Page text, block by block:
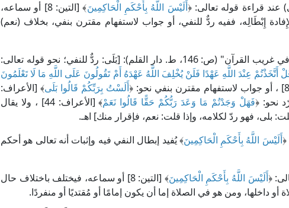
قراءة قوله تعالى: ﴿أَلَيْسَ اللَّهُ بِأَحْكَمِ الْحَاكِمِينَ
﴾ [التين: 8] أو سماعه،
إِبْطَالِه، ففيه ردٌّ للنفي، أو جواب لاستفهام مقترن بنفي، بخلاف (نعم)
قال الراغب الأصفهاني في "المفردات في غريب القرآن" (ص: 146، ط. دار القلم): [بَلَى: ردٌّ للنفي؛ نحو قوله تعالى:
قُلْ أَتَّخَذْتُمْ عِنْدَ اللَّهِ عَهْدًا فَلَنْ يُخْلِفَ اللَّهُ عَهْدَهُ أَمْ تَقُولُونَ عَلَى اللَّهِ مَا لَا تَعْلَمُونَ
أَلَسْتُ بِرَبِّكُمْ قَالُوا بَلَى﴾ [الأعراف:
فَهَلْ وَجَدْتُمْ مَا وَعَدَ رَبُّكُمْ حَقًّا قَالُوا نَعَمْ
﴾ [الأعراف: 44] ، ولا يقال
بلى، فهو ردّ لكلامه، وإذا قلت: نعم، فإقرار منك] اهـ.
أَلَيْسَ اللَّهُ بِأَحْكَمِ الْحَاكِمِينَ﴾ يُفيد إبطال النفي فيه وإثبات أنه تعالى هو أحكم
﴿أَلَيْسَ اللَّهُ بِأَحْكَمِ الْحَاكِمِينَ
﴾ [التين: 8] أو سماعه، فيختلف باختلاف حال
أو داخلها، ومن هو في الصلاة إما أن يكون إمامًا أو مُقتديًا أو منفردًا.